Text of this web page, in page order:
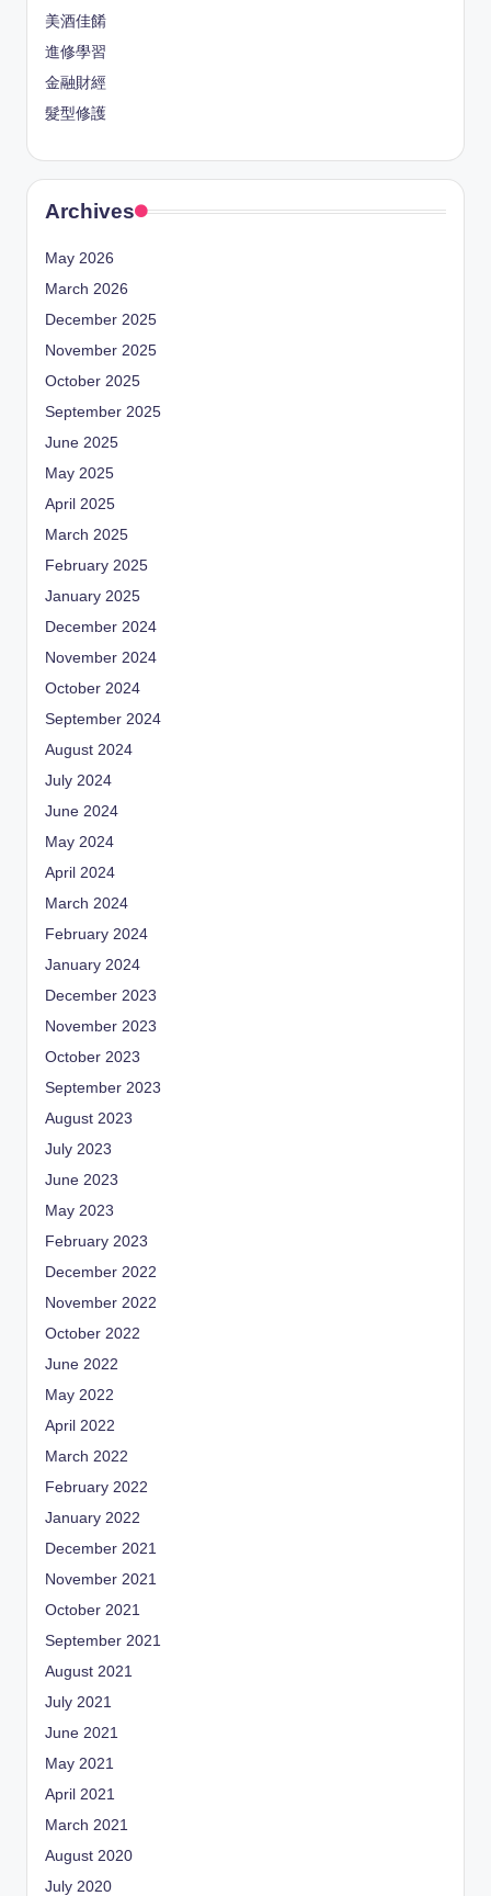
美酒佳餚
進修學習
金融財經
髮型修護
Archives
May 2026
March 2026
December 2025
November 2025
October 2025
September 2025
June 2025
May 2025
April 2025
March 2025
February 2025
January 2025
December 2024
November 2024
October 2024
September 2024
August 2024
July 2024
June 2024
May 2024
April 2024
March 2024
February 2024
January 2024
December 2023
November 2023
October 2023
September 2023
August 2023
July 2023
June 2023
May 2023
February 2023
December 2022
November 2022
October 2022
June 2022
May 2022
April 2022
March 2022
February 2022
January 2022
December 2021
November 2021
October 2021
September 2021
August 2021
July 2021
June 2021
May 2021
April 2021
March 2021
August 2020
July 2020